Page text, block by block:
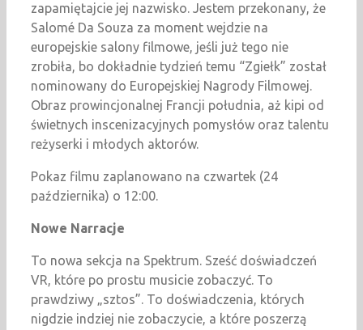
zapamiętajcie jej nazwisko. Jestem przekonany, że
Salomé Da Souza za moment wejdzie na
europejskie salony filmowe, jeśli już tego nie
zrobiła, bo dokładnie tydzień temu “Zgiełk” został
nominowany do Europejskiej Nagrody Filmowej.
Obraz prowincjonalnej Francji południa, aż kipi od
świetnych inscenizacyjnych pomysłów oraz talentu
reżyserki i młodych aktorów.
Pokaz filmu zaplanowano na czwartek (24
października) o 12:00.
Nowe Narracje
To nowa sekcja na Spektrum. Sześć doświadczeń
VR, które po prostu musicie zobaczyć. To
prawdziwy „sztos”. To doświadczenia, których
nigdzie indziej nie zobaczycie, a które poszerzą